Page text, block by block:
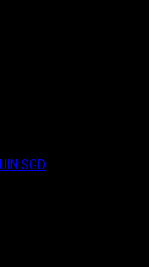
SGD